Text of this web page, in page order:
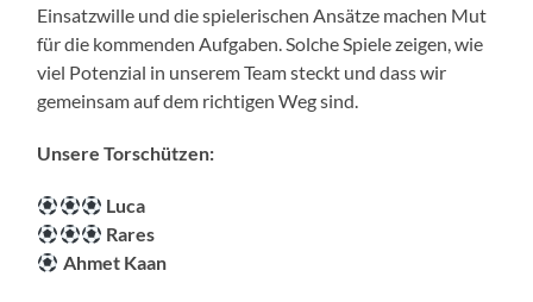
Einsatzwille und die spielerischen Ansätze machen Mut
für die kommenden Aufgaben. Solche Spiele zeigen, wie
viel Potenzial in unserem Team steckt und dass wir
gemeinsam auf dem richtigen Weg sind.
Unsere Torschützen:
Luca
Rares
Ahmet Kaan